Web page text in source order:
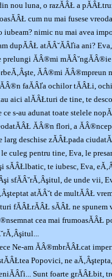
nou luna, o razĂÂŁ a
cum nu mai fusese
iubeam? nimic nu mai avea
dupĂÂŁ atĂÂ˘ĂÂľia ani?
ĂÂ®mi
ĂÂ®mi
faĂÂľa ochilor tĂÂŁi,
aici alĂÂŁturi de tine, te
s-au adunat toate stelele
ĂÂ®n flori, a
deschise zĂÂŁpada
culeg pentru tine, Eva, le
sĂÂŁlbatic, te iubesc, Eva,
sfĂÂ˘rĂ‚Âşitul, de unde vii,
atĂÂ˘t de multĂÂŁ
fĂÂŁrĂÂŁ sĂÂŁ ne
cea mai frumoasĂÂŁ
Ne-am ĂÂ®mbrĂÂŁcat
Popovici, ne
Sunt foarte grĂÂŁbit,